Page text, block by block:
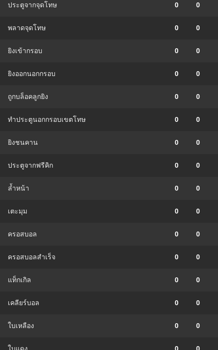
ประตูจากจุดโทษ 0 0
พลาดจุดโทษ 0 0
ยิงเข้ากรอบ 0 0
ยิงออกนอกกรอบ 0 0
ถูกบล็อคลูกยิง 0 0
ทำประตูนอกกรอบเขตโทษ 0 0
ยิงชนคาน 0 0
ประตูจากฟรีคิก 0 0
ล้ำหน้า 0 0
เตะมุม 0 0
ครอสบอล 0 0
ครอสบอลสำเร็จ 0 0
แท็กเกิล 0 0
เคลียร์บอล 0 0
ใบเหลือง 0 0